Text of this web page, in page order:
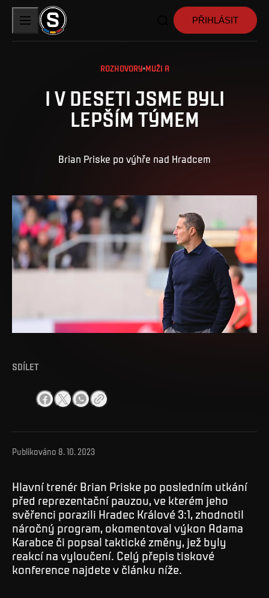
PŘIHLÁSIT
ROZHOVORY MUŽI A
I V DESETI JSME BYLI
LEPŠÍM TÝMEM
Brian Priske po výhře nad Hradcem
SDÍLET
Publikováno 8. 10. 2023
Hlavní trenér Brian Priske po posledním utkání
před reprezentační pauzou, ve kterém jeho
svěřenci porazili Hradec Králové 3:1, zhodnotil
náročný program, okomentoval výkon Adama
Karabce či popsal taktické změny, jež byly
reakcí na vyloučení. Celý přepis tiskové
konference najdete v článku níže.